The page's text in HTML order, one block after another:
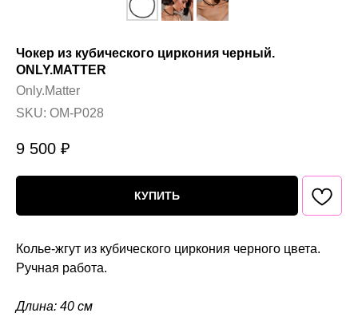
Чокер из кубического циркония черный.
ONLY.MATTER
Only.Matter
SKU: OM-P028
9 500 ₽
КУПИТЬ
Колье-жгут из кубического циркония черного цвета.
Ручная работа.
Длина: 40 см